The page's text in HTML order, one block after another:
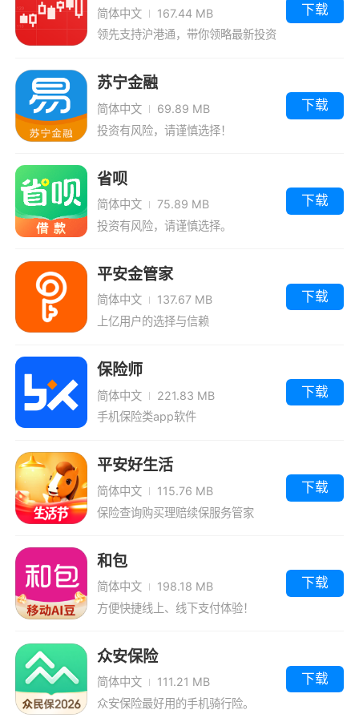
简体中文
167.44 MB
领先支持沪港通，带你领略最新投资
下载
苏宁金融
简体中文
69.89 MB
投资有风险，请谨慎选择！
下载
省呗
简体中文
75.89 MB
投资有风险，请谨慎选择。
下载
平安金管家
简体中文
137.67 MB
上亿用户的选择与信赖
下载
保险师
简体中文
221.83 MB
手机保险类app软件
下载
平安好生活
简体中文
115.76 MB
保险查询购买理赔续保服务管家
下载
和包
简体中文
198.18 MB
方便快捷线上、线下支付体验！
下载
众安保险
简体中文
111.21 MB
众安保险最好用的手机骑行险。
下载